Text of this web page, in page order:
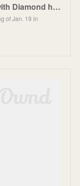
Twins, Rangers future in limbo with Diamond hearing postponement
of Jan. 19 in